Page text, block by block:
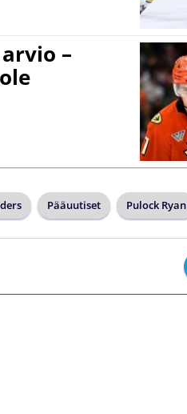
–
Pääuutiset Pulock Ryan